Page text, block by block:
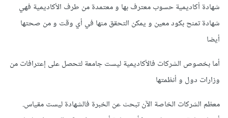
شهادة أكاديمية حسوب معترف بها و معتمدة من طرف الأكاديمية فهي
شهادة تمنح بكود معين و يمكن التحقق منها في أي وقت و من صحتها
أيضا
أما بخصوص الشركات فالأكاديمية ليست جامعة لتحصل على إعترافات من
وزارات دول و أنظمتها
معظم الشركات الخاصة الآن تبحث عن الخبرة فالشهادة ليست مقياس.